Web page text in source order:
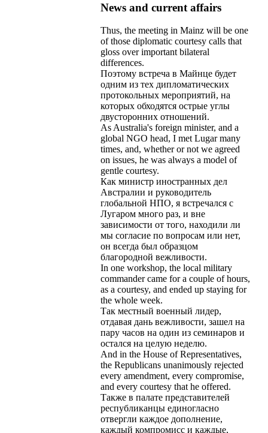
News and current affairs
Thus, the meeting in Mainz will be one
of those diplomatic courtesy calls that
gloss over important bilateral
differences.
Поэтому встреча в Майнце будет
одним из тех дипломатических
протокольных мероприятий, на
которых обходятся острые углы
двусторонних отношений.
As Australia's foreign minister, and a
global NGO head, I met Lugar many
times, and, whether or not we agreed
on issues, he was always a model of
gentle courtesy.
Как министр иностранных дел
Австралии и руководитель
глобальной НПО, я встречался с
Лугаром много раз, и вне
зависимости от того, находили ли
мы согласие по вопросам или нет,
он всегда был образцом
благородной вежливости.
In one workshop, the local military
commander came for a couple of hours,
as a courtesy, and ended up staying for
the whole week.
Так местный военный лидер,
отдавая дань вежливости, зашел на
пару часов на один из семинаров и
остался на целую неделю.
And in the House of Representatives,
the Republicans unanimously rejected
every amendment, every compromise,
and every courtesy that he offered.
Также в палате представителей
республиканцы единогласно
отвергли каждое дополнение,
каждый компромисс и каждые,